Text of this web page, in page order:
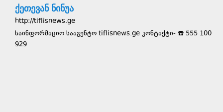
ქეთევან ნინუა
http://tiflisnews.ge
საინფორმაციო სააგენტო tiflisnews.ge კონტაქტი- ☎️ 555 100
929